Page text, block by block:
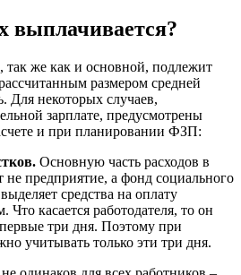
выплачивается?
же как и основной, подлежит
размером средней
Для некоторых случаев,
зарплате, предусмотрены
и при планировании ФЗП:
Основную часть расходов в
не предприятие, а фонд социального
средства на оплату
касается работодателя, то он
три дня. Поэтому при
учитывать только эти три дня.